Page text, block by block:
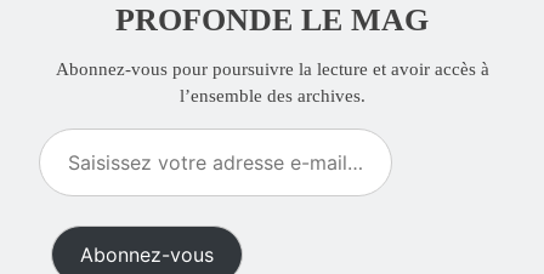
PROFONDE LE MAG
Abonnez-vous pour poursuivre la lecture et avoir accès à
l’ensemble des archives.
Saisissez
votre
adresse
mail…Abonnez-vous